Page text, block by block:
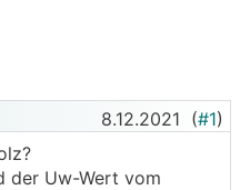
8.12.2021 (#1)
der Uw-Wert vom